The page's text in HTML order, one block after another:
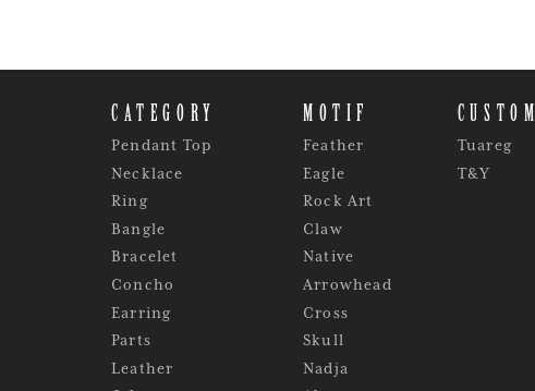
CATEGORY
Pendant Top
Necklace
Ring
Bangle
Bracelet
Concho
Earring
Parts
Leather
MOTIF
Feather
Eagle
Rock Art
Claw
Native
Arrowhead
Cross
Skull
Nadja
CUSTOM
Tuareg
T&Y